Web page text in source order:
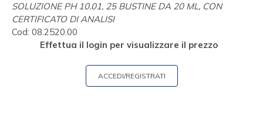
SOLUZIONE PH 10.01, 25 BUSTINE DA 20 ML, CON
CERTIFICATO DI ANALISI
Cod: 08.2520.00
Effettua il login per visualizzare il prezzo
ACCEDI/REGISTRATI